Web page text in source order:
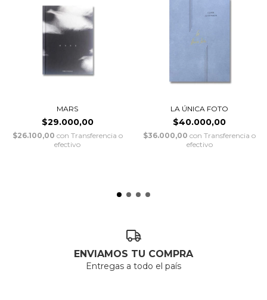
MARS
$29.000,00
$26.100,00 con Transferencia o
efectivo
LA ÚNICA FOTO
$40.000,00
$36.000,00con Transferencia o
efectivo
ENVIAMOS TU COMPRA
Entregas a todo el país